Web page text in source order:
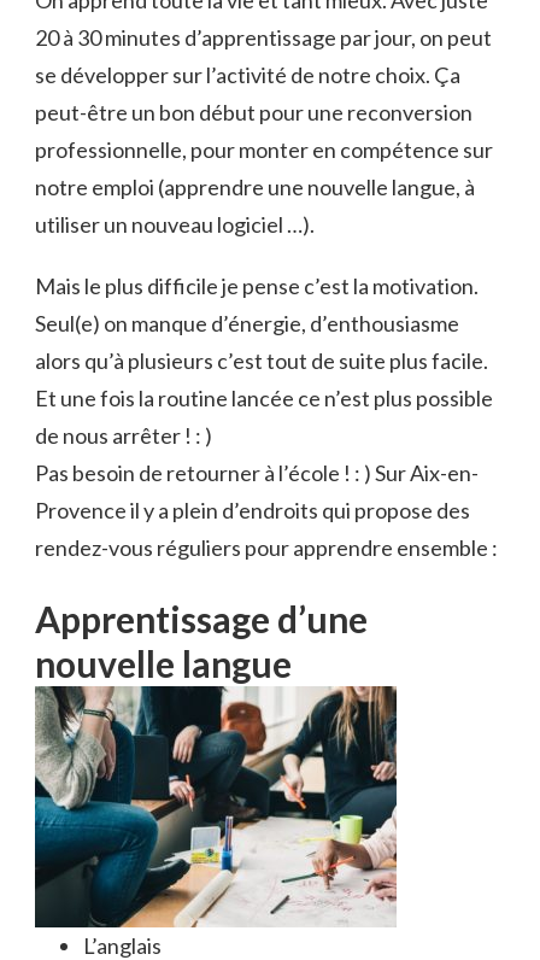
20 à 30 minutes d’apprentissage par jour, on peut
se développer sur l’activité de notre choix. Ça
peut-être un bon début pour une reconversion
professionnelle, pour monter en compétence sur
notre emploi (apprendre une nouvelle langue, à
utiliser un nouveau logiciel …).
Mais le plus difficile je pense c’est la motivation.
Seul(e) on manque d’énergie, d’enthousiasme
alors qu’à plusieurs c’est tout de suite plus facile.
Et une fois la routine lancée ce n’est plus possible
de nous arrêter ! : )
Pas besoin de retourner à l’école ! : )Sur Aix-en-
Provence il y a plein d’endroits qui propose des
rendez-vous réguliers pour apprendre ensemble :
Apprentissage d’une
nouvelle langue
L’anglais